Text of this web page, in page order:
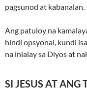
pagsunod at kabanalan.
Ang patuloy na
hindi opsyonal, kundi
na inialay sa Diyos at
SI JESUS AT ANG